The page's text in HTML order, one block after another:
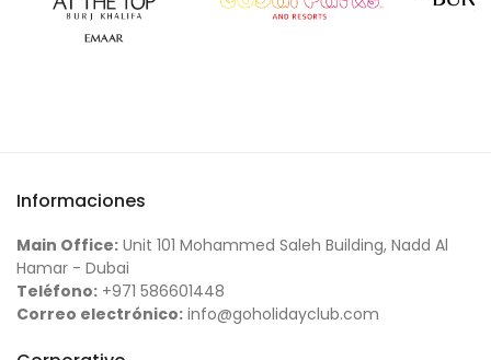
Informaciones
Main Office: Unit 101 Mohammed Saleh Building, Nadd Al
Hamar - Dubai
Teléfono: +971 586601448
Correo electrónico: info@goholidayclub.com